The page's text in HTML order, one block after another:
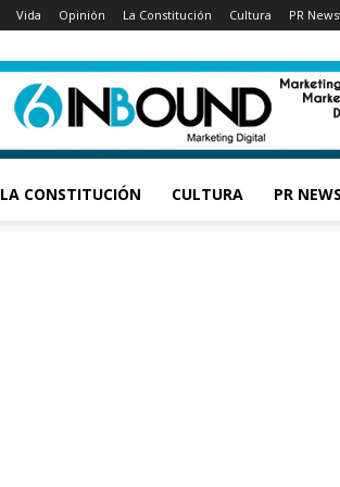
Vida Opinión La Constitución Cultura PR
LA CONSTITUCIÓN CULTURA PR